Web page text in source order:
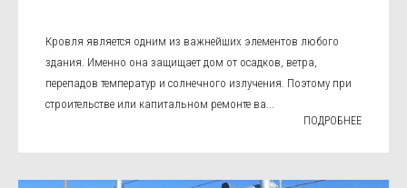
Кровля является одним из важнейших элементов любого
здания. Именно она защищает дом от осадков, ветра,
перепадов температур и солнечного излучения. Поэтому при
строительстве или капитальном ремонте ва...
ПОДРОБНЕЕ